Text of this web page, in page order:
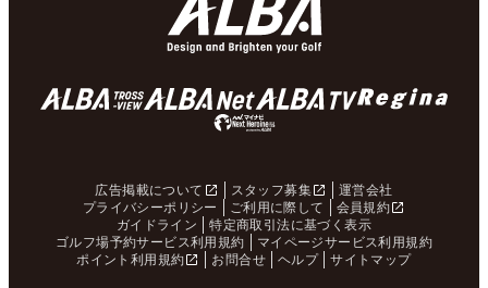
広告掲載について スタッフ募集
運営会社
プライバシーポリシー
ご利用に際して
会員規約
ガイドライン
特定商取引法に基づく表示
ゴルフ場予約サービス利用規約
マイページサービス利用規約
ポイント利用規約
お問合せ ヘルプ サイトマップ